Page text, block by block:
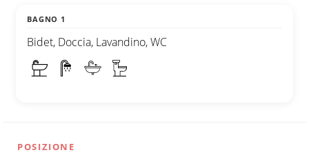
BAGNO 1
Bidet, Doccia, Lavandino, WC
POSIZIONE